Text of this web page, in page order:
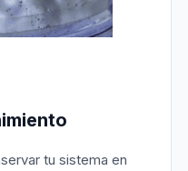
tu sistema en